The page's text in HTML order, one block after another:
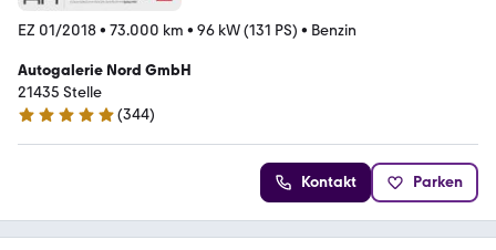
EZ 01/2018• 73.000 km • 96 kW (131 PS) • Benzin
Autogalerie Nord GmbH
21435 Stelle
4.8 Sterne
(344)
Kontakt Parken